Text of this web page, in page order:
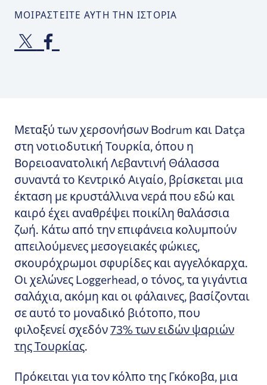
ΜΟΙΡΑΣΤΕΊΤΕ ΑΥΤΉ ΤΗΝ ΙΣΤΟΡΊΑ
Μεταξύ των χερσονήσων Bodrum και Datça
στη νοτιοδυτική Τουρκία, όπου η
Βορειοανατολική Λεβαντινή Θάλασσα
συναντά το Κεντρικό Αιγαίο, βρίσκεται μια
έκταση με κρυστάλλινα νερά που εδώ και
καιρό έχει αναθρέψει ποικίλη θαλάσσια
ζωή. Κάτω από την επιφάνεια κολυμπούν
απειλούμενες μεσογειακές φώκιες,
σκουρόχρωμοι σφυρίδες και αγγελόκαρχα.
Οι χελώνες Loggerhead, ο τόνος, τα γιγάντια
σαλάχια, ακόμη και οι φάλαινες, βασίζονται
σε αυτό το μοναδικό βιότοπο, που
φιλοξενεί σχεδόν73% των ειδών ψαριών
της Τουρκίας.
Πρόκειται για τον κόλπο της Γκόκοβα, μια